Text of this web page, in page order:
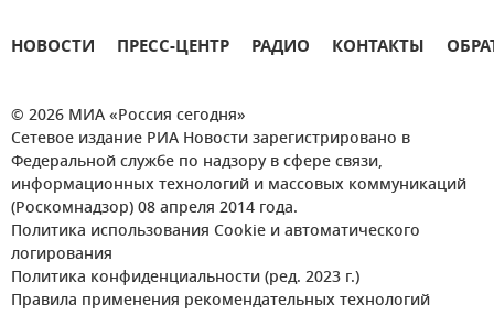
НОВОСТИ ПРЕСС-ЦЕНТР РАДИО КОНТАКТЫ
© 2026 МИА «Россия сегодня»
Сетевое издание РИА Новости зарегистрировано в
Федеральной службе по надзору в сфере связи,
информационных технологий и массовых коммуникаций
(Роскомнадзор) 08 апреля 2014 года.
Политика использования Cookie и автоматического
логирования
Политика конфиденциальности (ред. 2023 г.)
Правила применения рекомендательных технологий